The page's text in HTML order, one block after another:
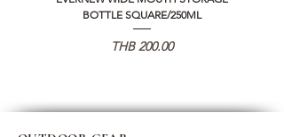
BOTTLE SQUARE/250ML
Price
THB 200.00